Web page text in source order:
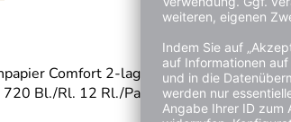
Comfort 2-lagig Papier
Bl./Rl. 12 Rl./Pack.